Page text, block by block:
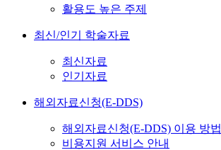
활용도 높은 주제
최신/인기 학술자료
최신자료
인기자료
해외자료신청(E-DDS)
해외자료신청(E-DDS) 이용 방법
비용지원 서비스 안내